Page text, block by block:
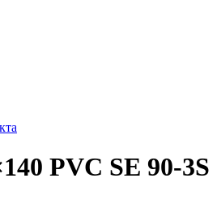
PVC SE 90-3S